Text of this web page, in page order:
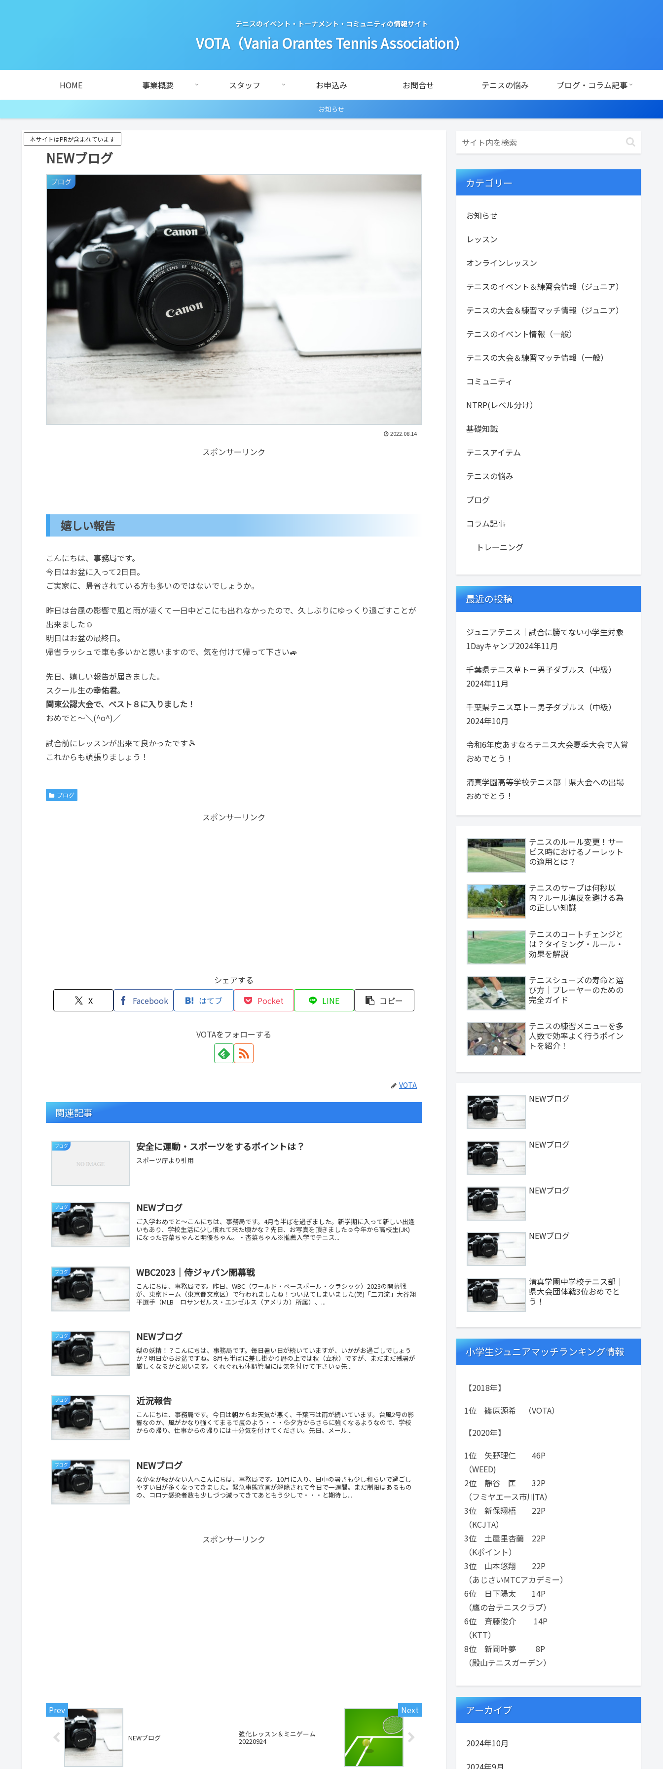
テニスのイベント・トーナメント・コミュニティの情報サイト
VOTA（Vania Orantes Tennis Association）
HOME 事業概要 スタッフ お申込み お問合せ テニスの悩み ブログ・コラム記事
お知らせ
本サイトはPRが含まれています
NEWブログ
ブログ
2022.08.14
スポンサーリンク
嬉しい報告
こんにちは、事務局です。
今日はお盆に入って2日目。
ご実家に、帰省されている方も多いのではないでしょうか。
昨日は台風の影響で風と雨が凄くて一日中どこにも出れなかったので、久しぶりにゆっくり過ごすことが
出来ました☺
明日はお盆の最終日。
帰省ラッシュで車も多いかと思いますので、気を付けて帰って下さい🚙
先日、嬉しい報告が届きました。
スクール生の幸佑君。
関東公認大会で、ベスト８に入りました！
おめでと～＼(^o^)／
試合前にレッスンが出来て良かったです🎾
これからも頑張りましょう！
ブログ
スポンサーリンク
シェアする
X
Facebook はてブ Pocket LINE コピー
VOTAをフォローする
VOTA
関連記事
ブログ 安全に運動・スポーツをするポイントは？
スポーツ庁より引用
ブログ NEWブログ
ご入学おめでと～こんにちは、事務局です。4月も半ばを過ぎました。新学期に入って新しい出逢
いもあり、学校生活に少し慣れて来た頃かな？先日、お写真を頂きました☺今年から高校生(JK)
になった杏菜ちゃんと明優ちゃん。・杏菜ちゃん※推薦入学でテニス...
ブログ WBC2023｜侍ジャパン開幕戦
こんにちは、事務局です。昨日、WBC（ワールド・ベースボール・クラシック）2023の開幕戦
が、東京ドーム（東京都文京区）で行われましたね！つい見てしまいました(笑)「二刀流」大谷翔
平選手（MLB ロサンゼルス・エンゼルス（アメリカ）所属）、...
ブログ NEWブログ
梨の妖精！？こんにちは、事務局です。毎日暑い日が続いていますが、いかがお過ごしでしょう
か？明日からお盆ですね。8月も半ばに差し掛かり暦の上では秋（立秋）ですが、まだまだ残暑が
厳しくなるかと思います。くれぐれも体調管理には気を付けて下さい☺先...
ブログ 近況報告
こんにちは、事務局です。今日は朝からお天気が悪く、千葉市は雨が続いています。台風2号の影
響なのか、風がかなり強くてまるで嵐のよう・・・💦夕方からさらに強くなるようなので、学校
からの帰り、仕事からの帰りには十分気を付けてください。先日、メール...
ブログ NEWブログ
なかなか続かない人へこんにちは、事務局です。10月に入り、日中の暑さも少し和らいで過ごし
やすい日が多くなってきました。緊急事態宣言が解除されて今日で一週間。まだ制限はあるもの
の、コロナ感染者数も少しづつ減ってきてあともう少しで・・・と期待し...
スポンサーリンク
NEWブログ 強化レッスン＆ミニゲーム
20220924
カテゴリー
お知らせ
レッスン
オンラインレッスン
テニスのイベント＆練習会情報（ジュニア）
テニスの大会＆練習マッチ情報（ジュニア）
テニスのイベント情報（一般）
テニスの大会＆練習マッチ情報（一般）
コミュニティ
NTRP(レベル分け）
基礎知識
テニスアイテム
テニスの悩み
ブログ
コラム記事
トレーニング
最近の投稿
ジュニアテニス｜試合に勝てない小学生対象
1Dayキャンプ2024年11月
千葉県テニス草トー男子ダブルス（中級）
2024年11月
千葉県テニス草トー男子ダブルス（中級）
2024年10月
令和6年度あすなろテニス大会夏季大会で入賞
おめでとう！
清真学園高等学校テニス部｜県大会への出場
おめでとう！
テニスのルール変更！サー
ビス時におけるノーレット
の適用とは？
テニスのサーブは何秒以
内？ルール違反を避ける為
の正しい知識
テニスのコートチェンジと
は？タイミング・ルール・
効果を解説
テニスシューズの寿命と選
び方｜プレーヤーのための
完全ガイド
テニスの練習メニューを多
人数で効率よく行うポイン
トを紹介！
NEWブログ
NEWブログ
NEWブログ
NEWブログ
清真学園中学校テニス部｜
県大会団体戦3位おめでと
う！
小学生ジュニアマッチランキング情報
【2018年】
1位 篠原源希 （VOTA）
【2020年】
1位 矢野理仁 46P
（WEED)
2位 靜谷 匡 32P
（フミヤエース市川TA）
3位 新保翔梧 22P
（KCJTA）
3位 土屋里杏蘭 22P
（Kポイント）
3位 山本悠翔 22P
（あじさいMTCアカデミー）
6位 日下陽太 14P
（鷹の台テニスクラブ）
6位 斉藤俊介 14P
（KTT）
8位 新岡叶夢 8P
（殿山テニスガーデン）
アーカイブ
2024年10月
2024年9月